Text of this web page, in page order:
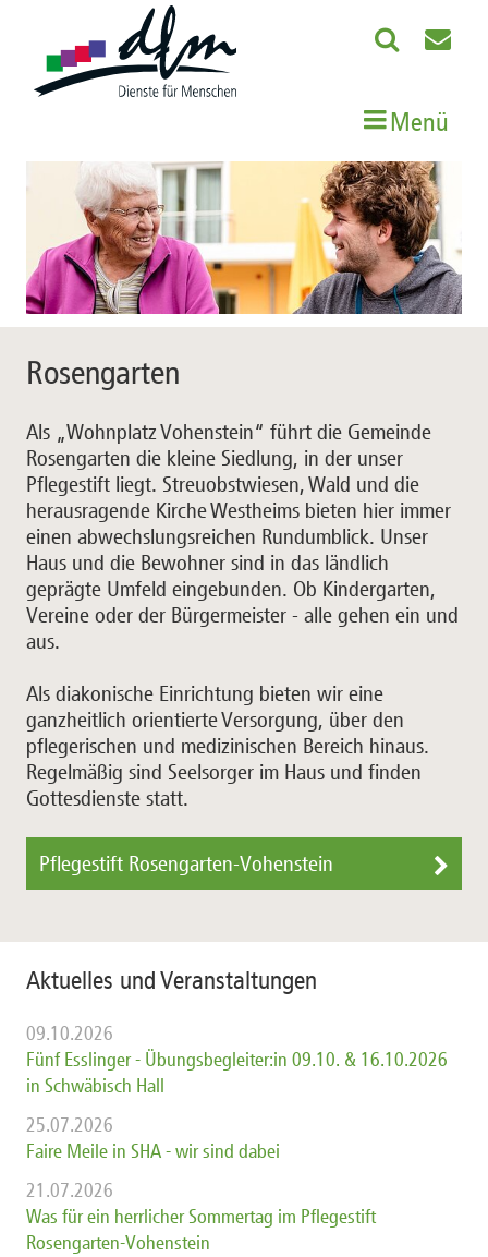
Menü
Rosengarten
Als „Wohnplatz Vohenstein“ führt die Gemeinde
Rosengarten die kleine Siedlung, in der unser
Pflegestift liegt. Streuobstwiesen, Wald und die
herausragende Kirche Westheims bieten hier immer
einen abwechslungsreichen Rundumblick. Unser
Haus und die Bewohner sind in das ländlich
geprägte Umfeld eingebunden. Ob Kindergarten,
Vereine oder der Bürgermeister - alle gehen ein und
aus.
Als diakonische Einrichtung bieten wir eine
ganzheitlich orientierte Versorgung, über den
pflegerischen und medizinischen Bereich hinaus.
Regelmäßig sind Seelsorger im Haus und finden
Gottesdienste statt.
Pflegestift Rosengarten-Vohenstein
Aktuelles und Veranstaltungen
09.10.2026
Fünf Esslinger - Übungsbegleiter:in 09.10. & 16.10.2026
in Schwäbisch Hall
25.07.2026
Faire Meile in SHA - wir sind dabei
21.07.2026
Was für ein herrlicher Sommertag im Pflegestift
Rosengarten-Vohenstein